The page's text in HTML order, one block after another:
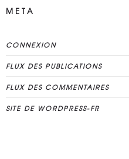
META
CONNEXION
FLUX DES PUBLICATIONS
FLUX DES COMMENTAIRES
SITE DE WORDPRESS-FR